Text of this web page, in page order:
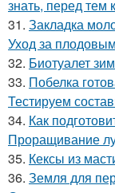
знать, перед тем
31. Закладка
Уход за
32. Биотуалет
33. Побелка
Тестируем
34. Как
Проращивание
35. Кексы из
36. Земля для